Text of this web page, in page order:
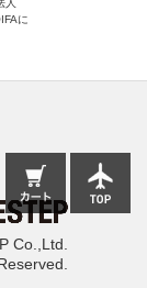
に
Co.,Ltd.